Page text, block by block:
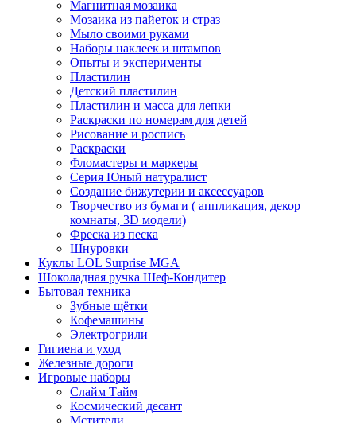
Магнитная мозаика
Мозаика из пайеток и страз
Мыло своими руками
Наборы наклеек и штампов
Опыты и эксперименты
Пластилин
Детский пластилин
Пластилин и масса для лепки
Раскраски по номерам для детей
Рисование и роспись
Раскраски
Фломастеры и маркеры
Серия Юный натуралист
Создание бижутерии и аксессуаров
Творчество из бумаги ( аппликация, декор
комнаты, 3D модели)
Фреска из песка
Шнуровки
Куклы LOL Surprise MGA
Шоколадная ручка Шеф-Кондитер
Бытовая техника
Зубные щётки
Кофемашины
Электрогрили
Гигиена и уход
Железные дороги
Игровые наборы
Слайм Тайм
Космический десант
Мстители